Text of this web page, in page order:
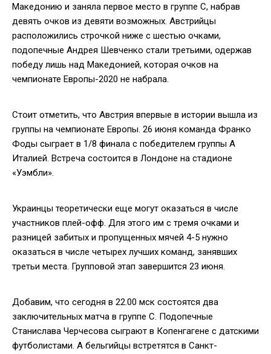
Македонию и заняла первое место в группе С, набрав
девять очков из девяти возможных. Австрийцы
расположились строчкой ниже с шестью очками,
подопечные Андрея Шевченко стали третьими, одержав
победу лишь над Македонией, которая очков на
чемпионате Европы-2020 не набрала.
Стоит отметить, что Австрия впервые в истории вышла из
группы на чемпионате Европы. 26 июня команда Франко
Фоды сыграет в 1/8 финала с победителем группы A
Италией. Встреча состоится в Лондоне на стадионе
«Уэмбли».
Украинцы теоретически еще могут оказаться в числе
участников плей-офф. Для этого им с тремя очками и
разницей забитых и пропущенных мячей 4-5 нужно
оказаться в числе четырех лучших команд, занявших
третьи места. Групповой этап завершится 23 июня.
Добавим, что сегодня в 22.00 мск состоятся два
заключительных матча в группе С. Подопечные
Станислава Черчесова сыграют в Копенгагене с датскими
футболистами. А бельгийцы встретятся в Санкт-